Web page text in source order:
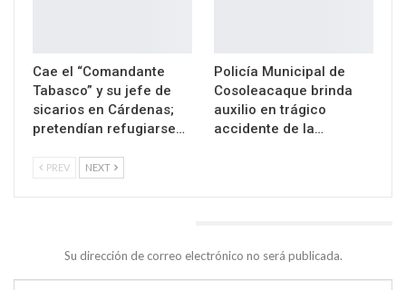
Cae el “Comandante
Tabasco” y su jefe de
sicarios en Cárdenas;
pretendían refugiarse…
Policía Municipal de
Cosoleacaque brinda
auxilio en trágico
accidente de la…
PREV NEXT
Su dirección de correo electrónico no será publicada.